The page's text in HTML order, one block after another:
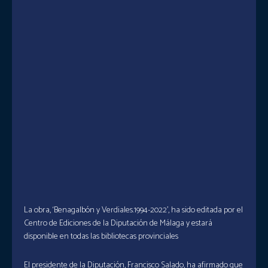
La obra, ‘Benagalbón y Verdiales.1994-2022’, ha sido editada por el
Centro de Ediciones de la Diputación de Málaga y estará
disponible en todas las bibliotecas provinciales